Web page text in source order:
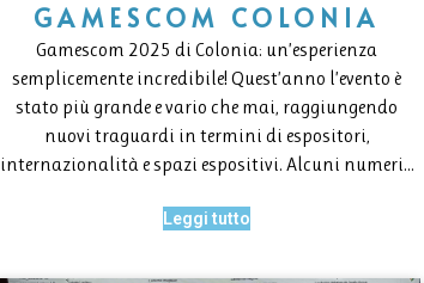
GAMESCOM COLONIA
Gamescom 2025 di Colonia: un’esperienza
semplicemente incredibile! Quest’anno l’evento è
stato più grande e vario che mai, raggiungendo
nuovi traguardi in termini di espositori,
internazionalità e spazi espositivi. Alcuni numeri…
Leggi tutto